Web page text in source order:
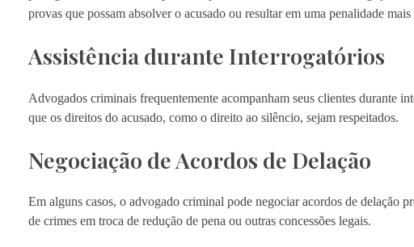
provas que possam absolver o acusado ou resultar em uma penalidade mais
Assistência durante Interrogatórios
Advogados criminais frequentemente acompanham seus clientes durante
que os direitos do acusado, como o direito ao silêncio, sejam respeitados.
Negociação de Acordos de Delação
Em alguns casos, o advogado criminal pode negociar acordos de delação
de crimes em troca de redução de pena ou outras concessões legais.